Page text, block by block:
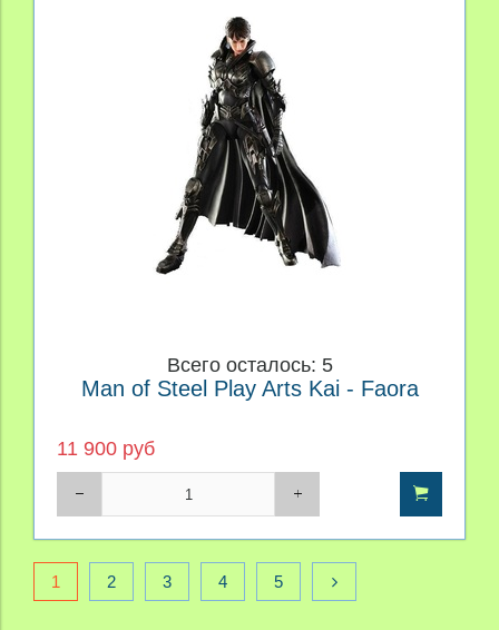
Всего осталось: 5
Man of Steel Play Arts Kai - Faora
11 900 руб
1 2 3 4 5